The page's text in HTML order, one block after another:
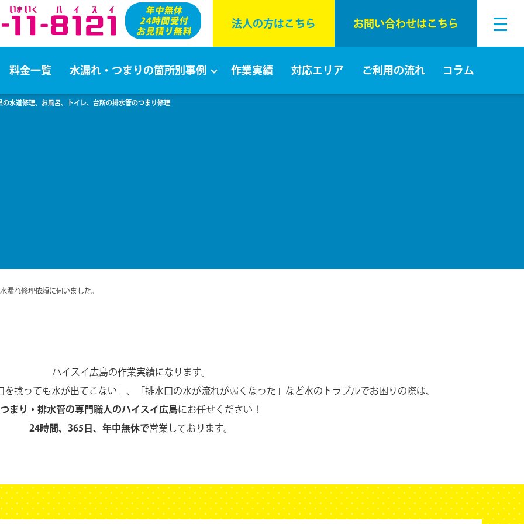
法⼈の⽅はこちら お問い合わせはこちら
料金一覧 水漏れ・つまりの箇所別事例 作業実績 対応エリア ご利⽤の流れ コラム
水道修理、お風呂、トイレ、台所の排水管のつまり修理
漏れ修理依頼に伺いました。
ハイスイ広島の作業実績になります。
捻っても水が出てこない」、
「排水口の水が流れが弱くなった」など水のトラブルでお困りの際は、
つまり・排水管の専門職人のハイスイ広島にお任せください！
24時間、365日、年中無休で営業しております。